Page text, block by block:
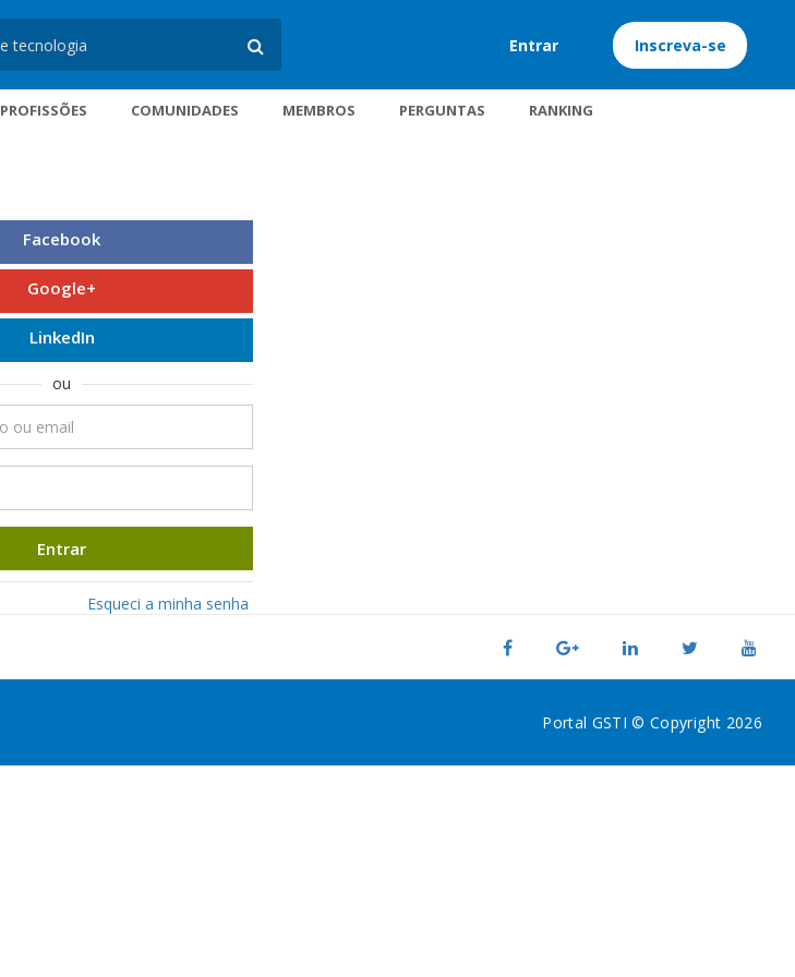
Entrar Inscreva-se
PROFISSÕES COMUNIDADES MEMBROS PERGUNTAS RANKING
Facebook
Google+
LinkedIn
ou
Entrar
Esqueci a minha senha
Portal GSTI © Copyright 2026